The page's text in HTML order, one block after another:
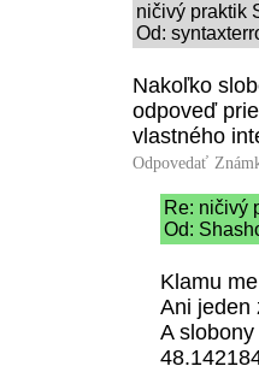
ničivý praktik
Od:
Nakoľko
odpoveď
vlastného
Odpovedať
Re: ničivý
Od:
Klamu
Ani jeden
A